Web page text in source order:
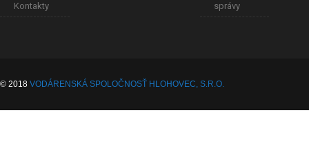
Kontakty
správy
© 2018 VODÁRENSKÁ SPOLOČNOSŤ HLOHOVEC, S.R.O.